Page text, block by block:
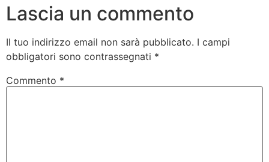
Lascia un commento
Il tuo indirizzo email non sarà pubblicato. I campi
obbligatori sono contrassegnati *
Commento *